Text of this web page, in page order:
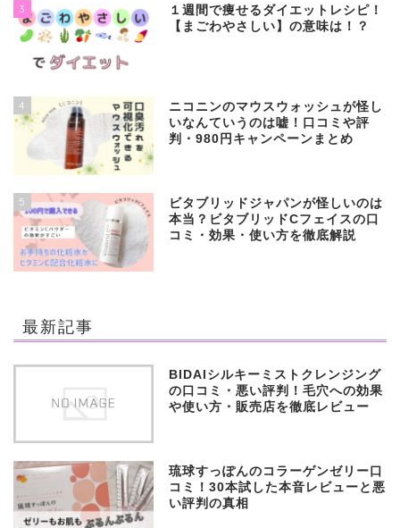
3
１週間で痩せるダイエットレシピ！
【まごわやさしい】の意味は！？
4
ニコニンのマウスウォッシュが怪し
いなんていうのは嘘！口コミや評
判・980円キャンペーンまとめ
5
ビタブリッドジャパンが怪しいのは
本当？ビタブリッドCフェイスの口
コミ・効果・使い方を徹底解説
最新記事
BIDAIシルキーミストクレンジング
の口コミ・悪い評判！毛穴への効果
や使い方・販売店を徹底レビュー
琉球すっぽんのコラーゲンゼリー口
コミ！30本試した本音レビューと悪
い評判の真相